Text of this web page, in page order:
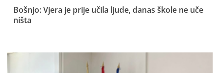
Bošnjo: Vjera je prije učila ljude, danas škole ne uče
ništa